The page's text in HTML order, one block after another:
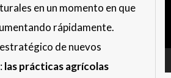
en un momento en que
rápidamente.
de nuevos
las prácticas agrícolas